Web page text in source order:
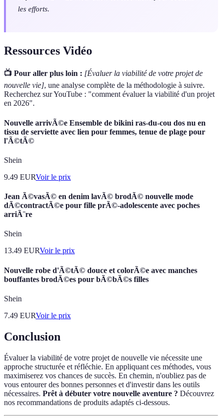
les efforts.
Ressources Vidéo
📺 Pour aller plus loin : [Évaluer la viabilité de votre projet de
nouvelle vie], une analyse complète de la méthodologie à suivre.
Recherchez sur YouTube : "comment évaluer la viabilité d'un projet
en 2026".
Nouvelle arrivÃ©e Ensemble de bikini ras-du-cou dos nu en
tissu de serviette avec lien pour femmes, tenue de plage pour
l'Ã©tÃ©
Shein
9.49 EURVoir le prix
Jean Ã©vasÃ© en denim lavÃ© brodÃ© nouvelle mode
dÃ©contractÃ©e pour fille prÃ©-adolescente avec poches
arriÃ¨re
Shein
13.49 EURVoir le prix
Nouvelle robe d'Ã©tÃ© douce et colorÃ©e avec manches
bouffantes brodÃ©es pour bÃ©bÃ©s filles
Shein
7.49 EURVoir le prix
Conclusion
Évaluer la viabilité de votre projet de nouvelle vie nécessite une
approche structurée et réfléchie. En appliquant ces méthodes, vous
maximiserez vos chances de succès. En chemin, n'oubliez pas de
vous entourer des bonnes personnes et d'investir dans les outils
nécessaires. Prêt à débuter votre nouvelle aventure ? Découvrez
nos recommandations de produits adaptés ci-dessous.